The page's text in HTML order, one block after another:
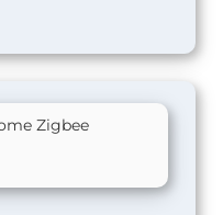
Zigbee